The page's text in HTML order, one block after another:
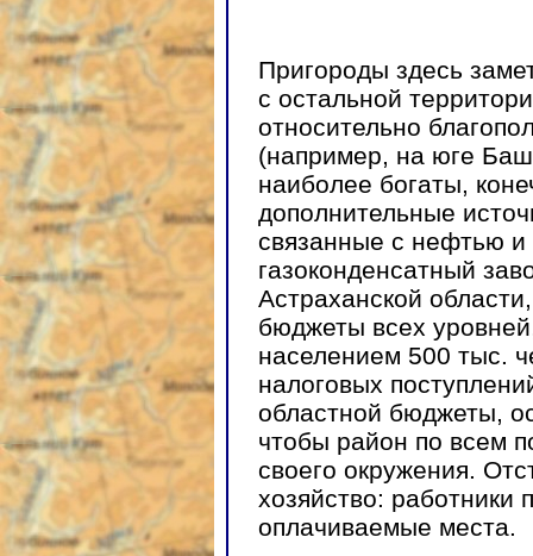
Пригороды здесь
с остальной
относительно
(например, на юге
наиболее богаты,
дополнительные
связанные с нефтью
газоконденсатный
Астраханской
бюджеты всех
населением 500 тыс.
налоговых
областной бюджеты,
чтобы район по всем
своего окружения.
хозяйство: работники
оплачиваемые места.